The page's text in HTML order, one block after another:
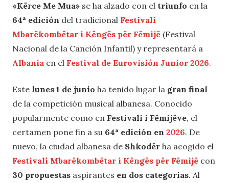
«Kërce Me Mua» se ha alzado con el triunfo en la
64ª edición del tradicional Festivali
Mbarëkombëtar i Këngës për Fëmijë (Festival
Nacional de la Canción Infantil) y representará a
Albania en el Festival de Eurovisión Junior 2026.
Este lunes 1 de junio ha tenido lugar la gran final
de la competición musical albanesa. Conocido
popularmente como en Festivali i Fëmijëve, el
certamen pone fin a su 64ª edición en 2026. De
nuevo, la ciudad albanesa de Shkodër ha acogido el
Festivali Mbarëkombëtar i Këngës për Fëmijë con
30 propuestas aspirantes en dos categorías. Al